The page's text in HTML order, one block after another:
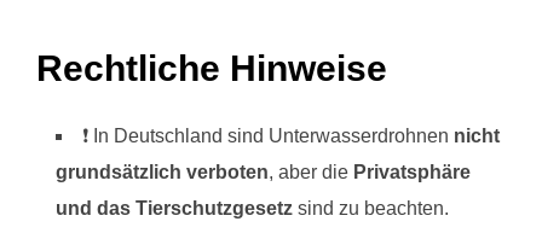
Rechtliche Hinweise
❗️ In Deutschland sind Unterwasserdrohnen nicht
grundsätzlich verboten, aber die Privatsphäre
und das Tierschutzgesetz sind zu beachten.